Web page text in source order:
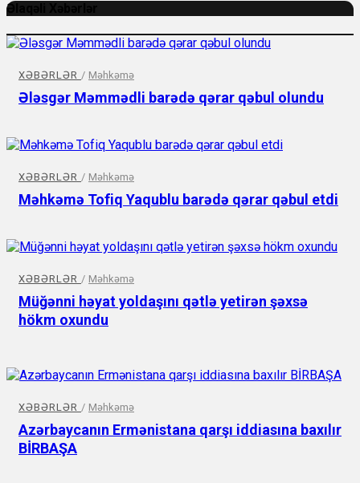
Əlaqəli Xəbərlər
XƏBƏRLƏR / Məhkəmə
Ələsgər Məmmədli barədə qərar qəbul olundu
XƏBƏRLƏR / Məhkəmə
Məhkəmə Tofiq Yaqublu barədə qərar qəbul etdi
XƏBƏRLƏR / Məhkəmə
Müğənni həyat yoldaşını qətlə yetirən şəxsə
hökm oxundu
XƏBƏRLƏR / Məhkəmə
Azərbaycanın Ermənistana qarşı iddiasına baxılır
BİRBAŞA